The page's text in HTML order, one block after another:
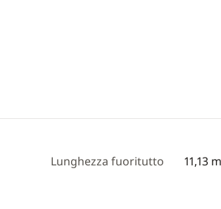
Lunghezza fuoritutto 11,13 m